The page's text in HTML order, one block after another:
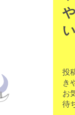
投
き
お
待